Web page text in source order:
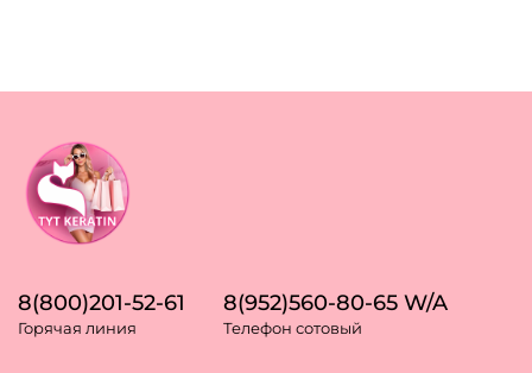
8(800)201-52-61
Горячая линия
8(952)560-80-65 W/A
Телефон сотовый